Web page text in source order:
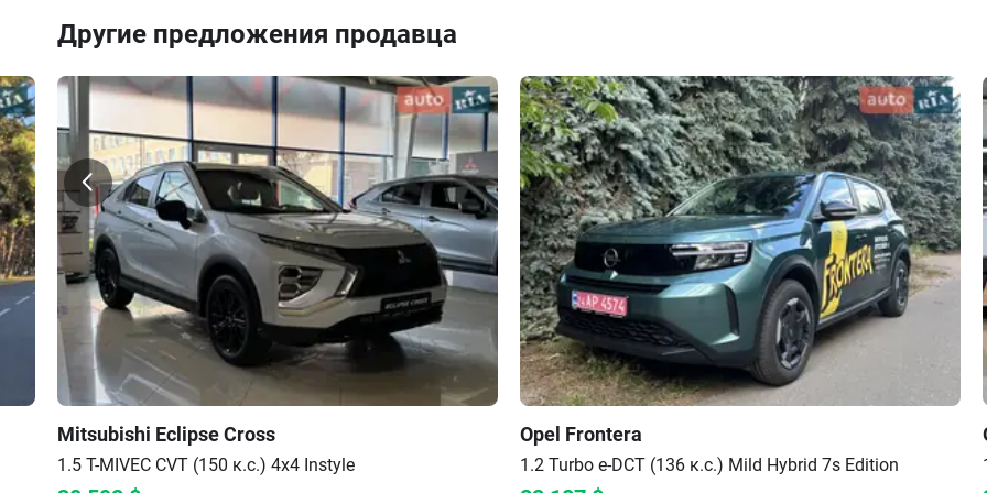
Противотуманные
Передние фары
Задние фонари
Колёса
Тип дисков
Стальные диски 17
Запасное колесо
Полноразмерное запасное колесо
Aux
Поддержкой applecarplay / android auto
Rds-радио
Цветным сенсорным дисплеем
Usb-портами спереди и сзади
Поддержкой аудиофайлов flac/aac
Возможностью управления на руле
Другие предложения продавца
Mitsubishi Eclipse Cross
1.5 T-MIVEC CVT (150 к.с.) 4x4 Instyle
Opel Frontera
1.2 Turbo e-DCT (136 к.с.) Mild Hybrid 7s Edition